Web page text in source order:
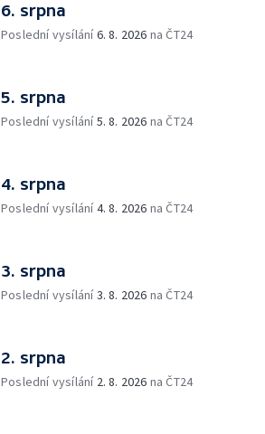
6. srpna
Poslední vysílání6. 8. 2026 na ČT24
5. srpna
Poslední vysílání5. 8. 2026 na ČT24
4. srpna
Poslední vysílání4. 8. 2026 na ČT24
3. srpna
Poslední vysílání3. 8. 2026 na ČT24
2. srpna
Poslední vysílání 2. 8. 2026 na ČT24